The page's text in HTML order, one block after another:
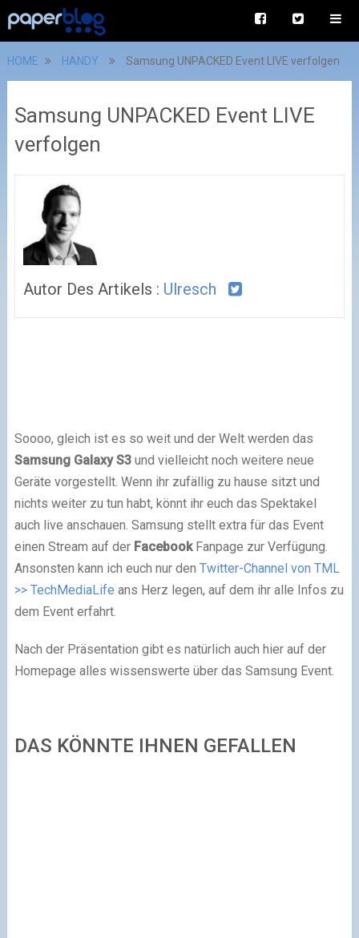
HOME HANDY Samsung UNPACKED Event LIVE verfolgen
Samsung UNPACKED Event LIVE
verfolgen
Autor Des Artikels : Ulresch
Soooo, gleich ist es so weit und der Welt werden das
SamsungGalaxy S3und vielleicht noch weitere neue
Geräte vorgestellt. Wenn ihr zufällig zu hause sitzt und
nichts weiter zu tun habt, könnt ihr euch das Spektakel
auch live anschauen. Samsung stellt extra für das Event
einen Stream auf der FacebookFanpage zur Verfügung.
Ansonsten kann ich euch nur den Twitter-Channel von TML
>> TechMediaLife ans Herz legen, auf dem ihr alle Infos zu
dem Event erfahrt.
Nach der Präsentation gibt es natürlich auch hier auf der
Homepage alles wissenswerte über das Samsung Event.
DAS KÖNNTE IHNEN GEFALLEN